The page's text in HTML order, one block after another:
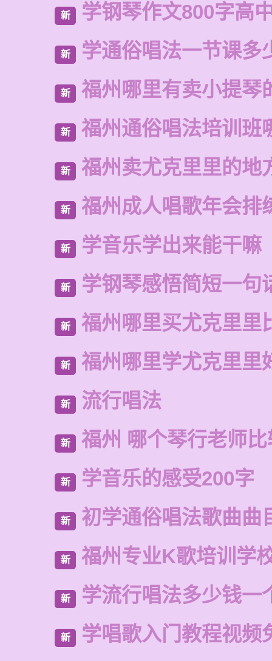
新 学钢琴作文800字高
新 学通俗唱法一节课多
新 福州哪里有卖小提琴
新 福州通俗唱法培训班
新 福州卖尤克里里的地
新 福州成人唱歌年会排
新 学音乐学出来能干嘛
新 学钢琴感悟简短一句
新 福州哪里买尤克里里
新 福州哪里学尤克里里
新 流行唱法
新 福州 哪个琴行老师
新 学音乐的感受200字
新 初学通俗唱法歌曲曲
新 福州专业K歌培训学
新 学流行唱法多少钱一
新 学唱歌入门教程视频